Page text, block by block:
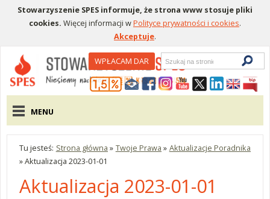
Stowarzyszenie SPES informuje, że strona www stosuje pliki
cookies. Więcej informacji wPolityce prywatności i cookies.
Akceptuje.
Menu pomocniczeWPŁACAM DAR
Wyszukiwarka
Menu główne
MENU
Tu jesteś: Strona główna » Twoje Prawa » Aktualizacje Poradnika
»Aktualizacja 2023-01-01
Aktualizacja 2023-01-01